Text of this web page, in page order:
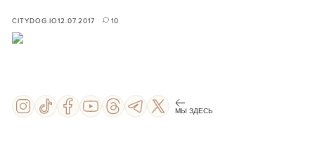
CITYDOG.IO12.07.2017 10
МЫ ЗДЕСЬ